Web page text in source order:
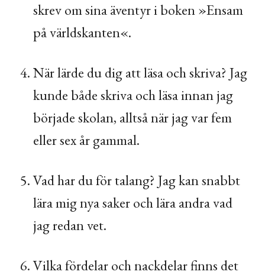
skrev om sina äventyr i boken »Ensam
på världskanten«.
När lärde du dig att läsa och skriva? Jag
kunde både skriva och läsa innan jag
började skolan, alltså när jag var fem
eller sex år gammal.
Vad har du för talang? Jag kan snabbt
lära mig nya saker och lära andra vad
jag redan vet.
Vilka fördelar och nackdelar finns det